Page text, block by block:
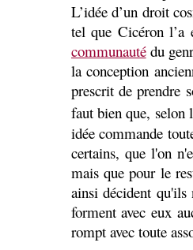
L’idée d’un droit
tel que Cicéron
communautédu
la conception
prescrit de prendre
faut bien que,
idée commande
certains, que l'on
mais que pour le
ainsi décident
forment avec eux
rompt avec toute